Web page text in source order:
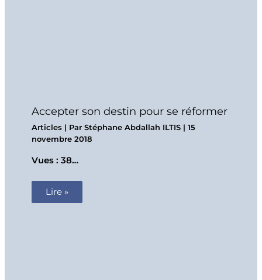
Accepter son destin pour se réformer
Articles| Par Stéphane Abdallah ILTIS | 15
novembre 2018
Vues : 38…
Lire »